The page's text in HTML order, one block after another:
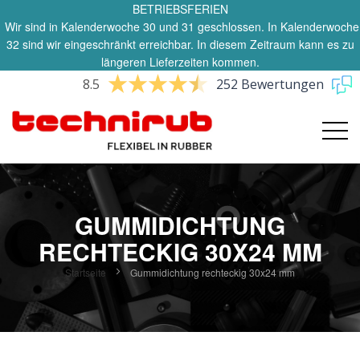
BETRIEBSFERIEN
Wir sind in Kalenderwoche 30 und 31 geschlossen. In Kalenderwoche
32 sind wir eingeschränkt erreichbar. In diesem Zeitraum kann es zu
längeren Lieferzeiten kommen.
8.5 252 Bewertungen
GUMMIDICHTUNG
RECHTECKIG 30X24 MM
Startseite Gummidichtung rechteckig 30x24 mm